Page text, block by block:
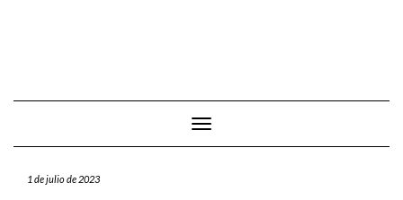
Cambiar modo de navegación
1 de julio de 2023